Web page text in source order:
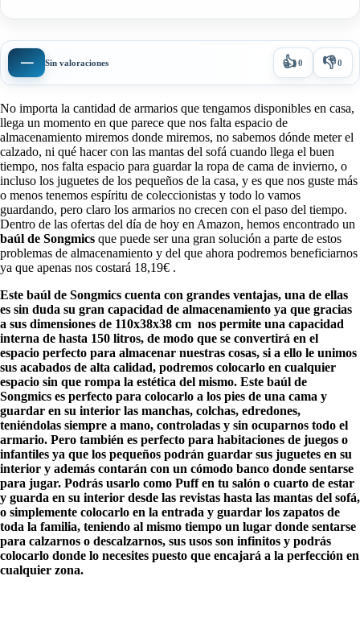
— Sin valoraciones 👍0 👎0
No importa la cantidad de armarios que tengamos disponibles en casa,
llega un momento en que parece que nos falta espacio de
almacenamiento miremos donde miremos, no sabemos dónde meter el
calzado, ni qué hacer con las mantas del sofá cuando llega el buen
tiempo, nos falta espacio para guardar la ropa de cama de invierno, o
incluso los juguetes de los pequeños de la casa, y es que nos guste más
o menos tenemos espíritu de coleccionistas y todo lo vamos
guardando, pero claro los armarios no crecen con el paso del tiempo.
Dentro de las ofertas del día de hoy en Amazon, hemos encontrado un
baúl de Songmics que puede ser una gran solución a parte de estos
problemas de almacenamiento y del que ahora podremos beneficiarnos
ya que apenas nos costará 18,19€ .
Este baúl de Songmics cuenta con grandes ventajas, una de ellas
es sin duda su gran capacidad de almacenamiento ya que gracias
a sus dimensiones de 110x38x38 cm nos permite una capacidad
interna de hasta 150 litros, de modo que se convertirá en el
espacio perfecto para almacenar nuestras cosas, si a ello le unimos
sus acabados de alta calidad, podremos colocarlo en cualquier
espacio sin que rompa la estética del mismo. Este baúl de
Songmics es perfecto para colocarlo a los pies de una cama y
guardar en su interior las manchas, colchas, edredones,
teniéndolas siempre a mano, controladas y sin ocuparnos todo el
armario. Pero también es perfecto para habitaciones de juegos o
infantiles ya que los pequeños podrán guardar sus juguetes en su
interior y además contarán con un cómodo banco donde sentarse
para jugar. Podrás usarlo como Puff en tu salón o cuarto de estar
y guarda en su interior desde las revistas hasta las mantas del sofá,
o simplemente colocarlo en la entrada y guardar los zapatos de
toda la familia, teniendo al mismo tiempo un lugar donde sentarse
para calzarnos o descalzarnos, sus usos son infinitos y podrás
colocarlo donde lo necesites puesto que encajará a la perfección en
cualquier zona.